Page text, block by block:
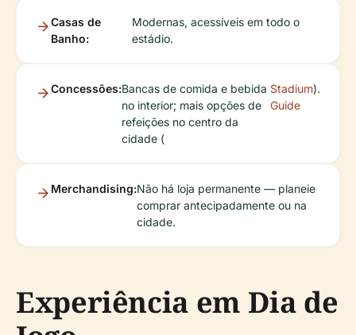
Casas de
Banho:
Modernas, acessíveis em todo o
estádio.
Concessões:Bancas de comida e bebida
no interior; mais opções de
refeições no centro da
cidade (
Stadium
Guide
).
Merchandising:Não há loja permanente — planeie
comprar antecipadamente ou na
cidade.
Experiência em Dia de